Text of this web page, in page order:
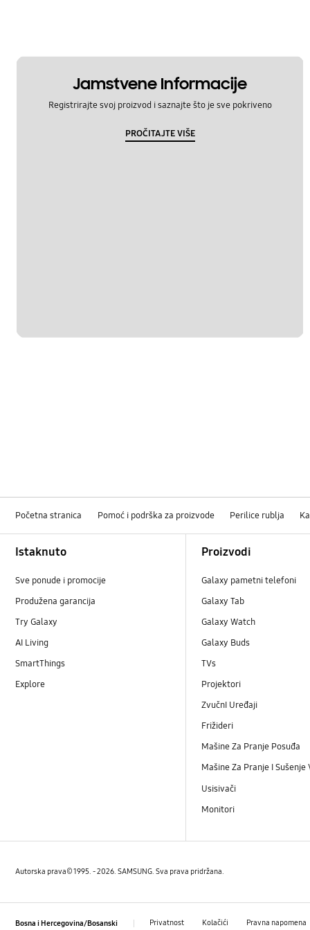
Jamstvene Informacije
Registrirajte svoj proizvod i saznajte što je sve pokriveno
PROČITAJTE VIŠE
Početna stranica Pomoć i podrška za proizvode Perilice rublja
Istaknuto
Sve ponude i promocije
Produžena garancija
Try Galaxy
AI Living
SmartThings
Explore
Proizvodi
Galaxy pametni telefoni
Galaxy Tab
Galaxy Watch
Galaxy Buds
TVs
Projektori
ZvučnI Uređaji
Frižideri
Mašine Za Pranje Posuđa
Mašine Za Pranje I Sušenje
Usisivači
Monitori
Autorska prava© 1995. - 2026. SAMSUNG. Sva prava pridržana.
Bosna i Hercegovina/Bosanski Privatnost Kolačići Pravna napomena